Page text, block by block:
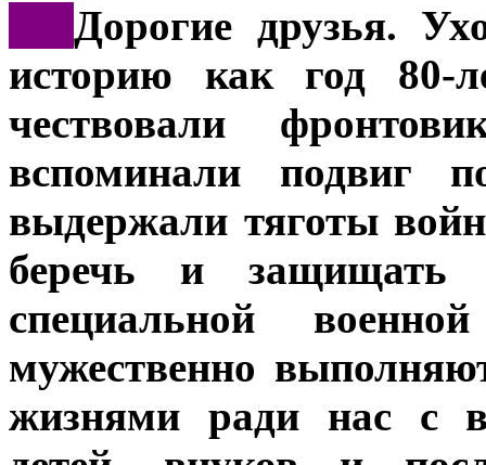
Дорогие друзья.
историю как год
чествовали
вспоминали подвиг
выдержали тяготы
беречь и
специальной
мужественно
жизнями ради нас с